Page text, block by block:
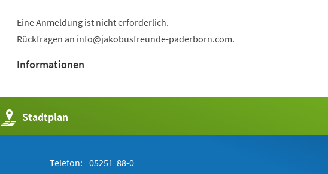
Eine Anmeldung ist nicht erforderlich.
Rückfragen an info jakobusfreunde-paderborn com.
Informationen
Stadtplan
(Öffnet
in
einem
Telefon: 05251 88-0